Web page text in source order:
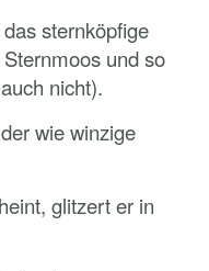
sternköpfige
und so
nicht).
wie winzige
glitzert er in